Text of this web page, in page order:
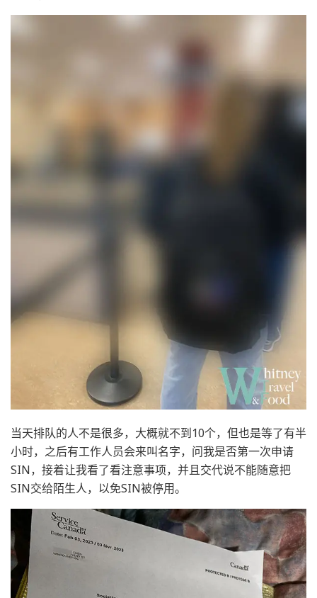
当天排队的人不是很多，大概就不到10个，但也是等了有半
小时，之后有工作人员会来叫名字，问我是否第一次申请
SIN，接着让我看了看注意事项，并且交代说不能随意把
SIN交给陌生人，以免SIN被停用。